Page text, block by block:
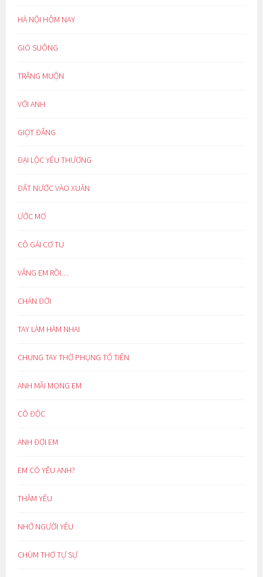
HÀ NỘI HÔM NAY
GIÓ SUÔNG
TRĂNG MUỘN
VỚI ANH
GIỌT ĐẮNG
ĐẠI LỘC YÊU THƯƠNG
ĐẤT NƯỚC VÀO XUÂN
ƯỚC MƠ
CÔ GÁI CƠ TU
VẮNG EM RỒI…
CHÁN ĐỜI
TAY LÀM HÀM NHAI
CHUNG TAY THỜ PHỤNG TỔ TIÊN
ANH MÃI MONG EM
CÔ ĐỘC
ANH ĐỢI EM
EM CÓ YÊU ANH?
THẦM YÊU
NHỚ NGƯỜI YÊU
CHÙM THƠ TỰ SỰ